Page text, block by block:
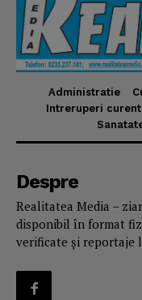
Administratie
Intreruperi curent
Despre
Realitatea Media –
disponibil în format
verificate și reportaje